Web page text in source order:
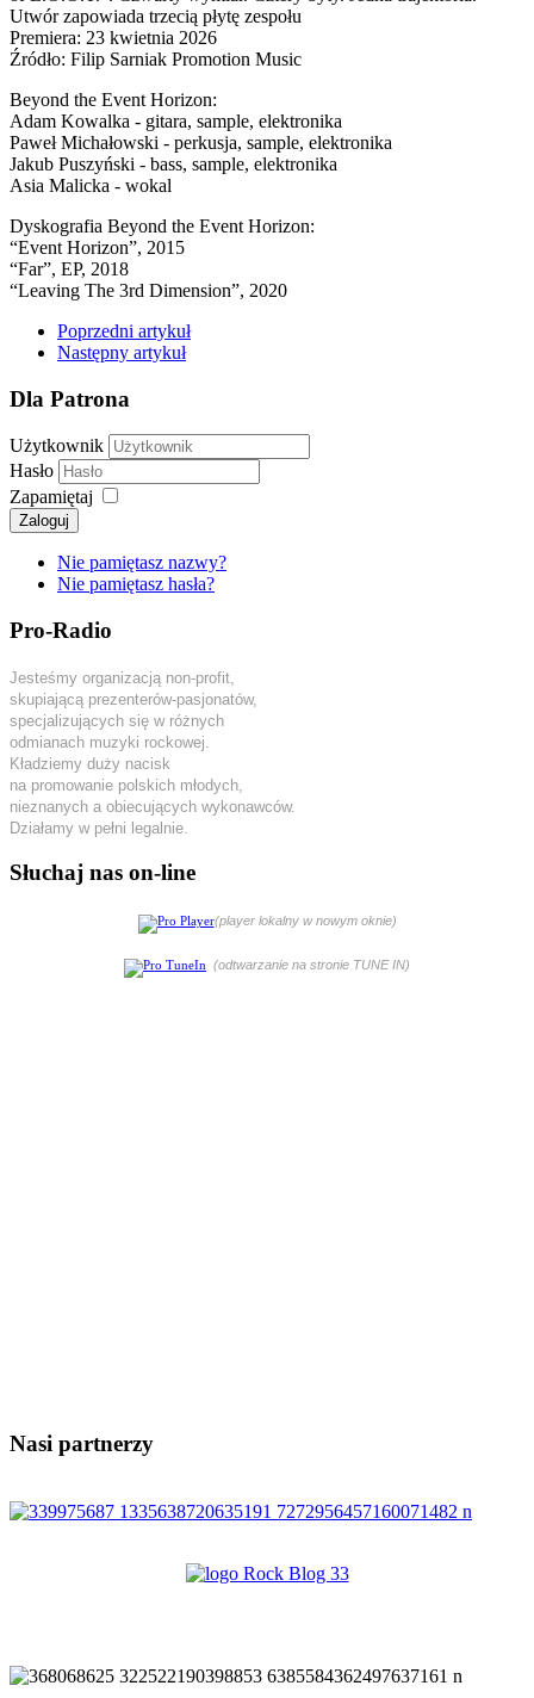
Utwór zapowiada trzecią płytę zespołu
Premiera: 23 kwietnia 2026
Źródło: Filip Sarniak Promotion Music
Beyond the Event Horizon:
Adam Kowalka - gitara, sample, elektronika
Paweł Michałowski - perkusja, sample, elektronika
Jakub Puszyński - bass, sample, elektronika
Asia Malicka - wokal
Dyskografia Beyond the Event Horizon:
“Event Horizon”, 2015
“Far”, EP, 2018
“Leaving The 3rd Dimension”, 2020
Poprzedni artykuł
Następny artykuł
Dla Patrona
Użytkownik
Hasło
Zapamiętaj
Zaloguj
Nie pamiętasz nazwy?
Nie pamiętasz hasła?
Pro-Radio
Jesteśmy organizacją non-profit,
skupiającą prezenterów-pasjonatów,
specjalizujących się w różnych
odmianach muzyki rockowej.
Kładziemy duży nacisk
na promowanie polskich młodych,
nieznanych a obiecujących wykonawców.
Działamy w pełni legalnie.
Słuchaj nas on-line
(player lokalny w nowym oknie)
(odtwarzanie na stronie TUNE IN)
Nasi partnerzy